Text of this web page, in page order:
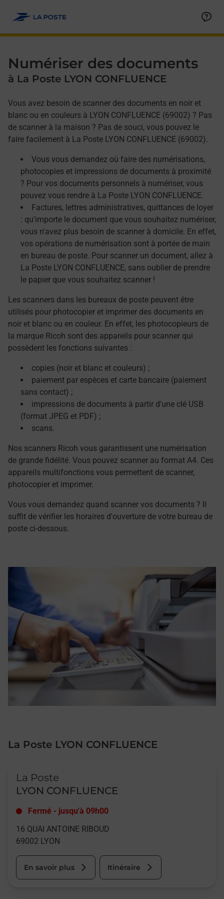
Numériser des documents
à La Poste LYON CONFLUENCE
Vous avez besoin de scanner des documents en noir et
blanc ou en couleurs à LYON CONFLUENCE (69002) ? Pas
de scanner à la maison ? Pas de souci, vous pouvez le
faire facilement à La Poste LYON CONFLUENCE (69002).
Vous vous demandez où faire des numérisations,
photocopies et impressions de documents à proximité
? Pour vos documents personnels à numériser, vous
pouvez vous rendre à La Poste LYON CONFLUENCE.
Factures, lettres administratives, quittances de loyer
: qu'importe le document que vous souhaitez numériser,
vous n'avez plus besoin de scanner à domicile. En effet,
vos opérations de numérisation sont à portée de main
en bureau de poste. Pour scanner un document, allez à
La Poste LYON CONFLUENCE, sans oublier de prendre
le papier que vous souhaitez scanner !
Les scanners dans les bureaux de poste peuvent être
utilisés pour photocopier et imprimer des documents en
noir et blanc ou en couleur. En effet, les photocopieurs de
la marque Ricoh sont des appareils pour scanner qui
possèdent les fonctions suivantes :
copies (noir et blanc et couleurs) ;
paiement par espèces et carte bancaire (paiement
sans contact) ;
impressions de documents à partir d'une clé USB
(format JPEG et PDF) ;
scans.
Nos scanners Ricoh vous garantissent une numérisation
de grande fidélité. Vous pouvez scanner au format A4. Ces
appareils multifonctions vous permettent de scanner,
photocopier et imprimer.
Vous vous demandez quand scanner vos documents ? Il
suffit de vérifier les horaires d'ouverture de votre bureau de
poste ci-dessous.
La Poste LYON CONFLUENCE
La Poste
LYON CONFLUENCE
Fermé - jusqu'à 09h00
16 QUAI ANTOINE RIBOUD
69002 LYON
En savoir plus Itinéraire